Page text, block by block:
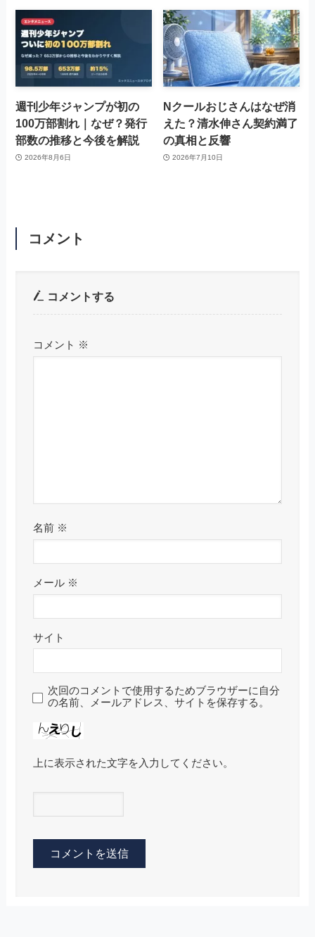
週刊少年ジャンプが初の
100万部割れ｜なぜ？発行
部数の推移と今後を解説
2026年8月6日
Nクールおじさんはなぜ消
えた？清水伸さん契約満了
の真相と反響
2026年7月10日
コメント
コメントする
コメント ※
名前 ※
メール ※
サイト
次回のコメントで使用するためブラウザーに自分
の名前、メールアドレス、サイトを保存する。
上に表示された文字を入力してください。